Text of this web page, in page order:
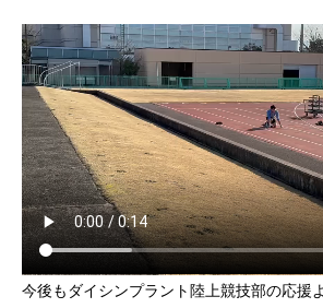
今後もダイシンプラント陸上競技部の応援